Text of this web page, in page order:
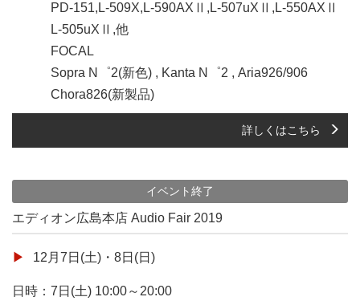
PD-151,L-509X,L-590AXⅡ,L-507uXⅡ,L-550AXⅡ
L-505uXⅡ,他
FOCAL
Sopra N゜2(新色) , Kanta N゜2 , Aria926/906
Chora826(新製品)
詳しくはこちら
イベント終了
エディオン広島本店 Audio Fair 2019
12月7日(土)・8日(日)
日時：7日(土) 10:00～20:00